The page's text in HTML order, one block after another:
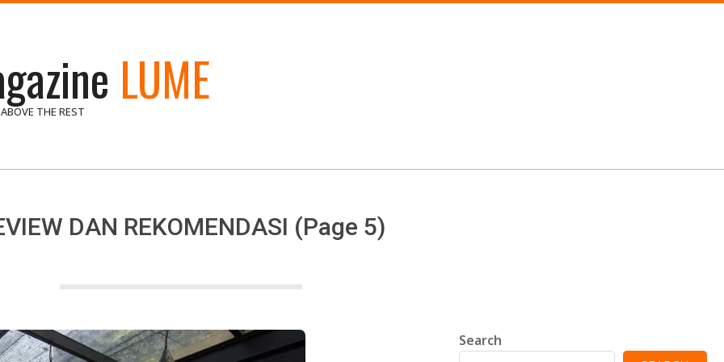
LUME
THE REST
DAN REKOMENDASI (Page 5)
Search